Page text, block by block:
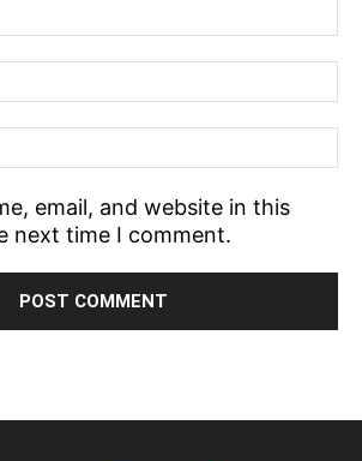
email, and website in this
next time I comment.